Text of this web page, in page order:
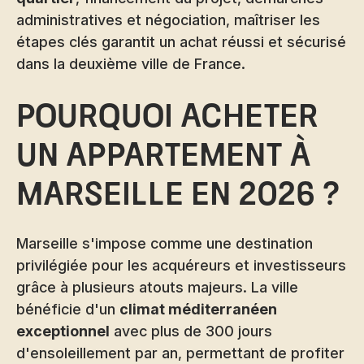
administratives et négociation, maîtriser les
étapes clés garantit un achat réussi et sécurisé
dans la deuxième ville de France.
Pourquoi acheter
un appartement à
Marseille en 2026 ?
Marseille s'impose comme une destination
privilégiée pour les acquéreurs et investisseurs
grâce à plusieurs atouts majeurs. La ville
bénéficie d'un climat méditerranéen
exceptionnel avec plus de 300 jours
d'ensoleillement par an, permettant de profiter